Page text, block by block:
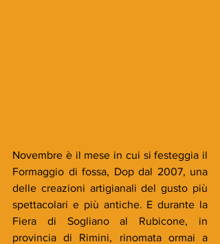
Novembre è il mese in cui si festeggia il
Formaggio di fossa, Dop dal 2007, una
delle creazioni artigianali del gusto più
spettacolari e più antiche. E durante la
Fiera di Sogliano al Rubicone, in
provincia di Rimini, rinomata ormai a